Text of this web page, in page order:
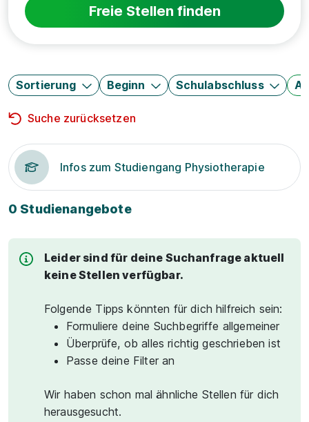
Freie Stellen finden
Sortierung Beginn Schulabschluss
Suche zurücksetzen
Infos zum Studiengang Physiotherapie
0 Studienangebote
Leider sind für deine Suchanfrage aktuell
keine Stellen verfügbar.
Folgende Tipps könnten für dich hilfreich sein:
Formuliere deine Suchbegriffe allgemeiner
Überprüfe, ob alles richtig geschrieben ist
Passe deine Filter an
Wir haben schon mal ähnliche Stellen für dich
herausgesucht.